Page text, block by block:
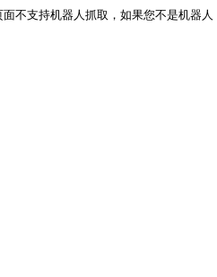
机器人抓取，如果您不是机器人，